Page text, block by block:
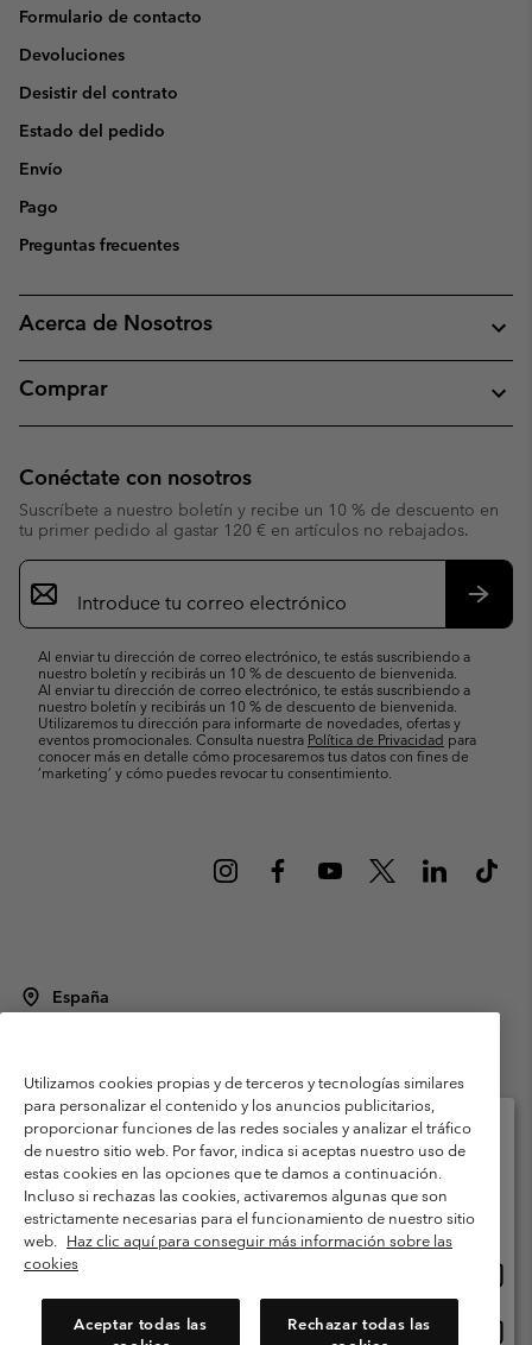
Formulario de contacto
Devoluciones
Desistir del contrato
Estado del pedido
Envío
Pago
Preguntas frecuentes
Acerca de Nosotros
Comprar
Conéctate con nosotros
Suscríbete a nuestro boletín y recibe un 10 % de descuento en
tu primer pedido al gastar 120 € en artículos no rebajados.
Suscripción
de
correo
Al enviar tu dirección de correo electrónico, te estás suscribiendo a
nuestro boletín y recibirás un 10 % de descuento de bienvenida.
Al enviar tu dirección de correo electrónico, te estás suscribiendo a
nuestro boletín y recibirás un 10 % de descuento de bienvenida.
Utilizaremos tu dirección para informarte de novedades, ofertas y
eventos promocionales. Consulta nuestra Política de Privacidad para
conocer más en detalle cómo procesaremos tus datos con fines de
’marketing’ y cómo puedes revocar tu consentimiento.
España
Condiciones de uso
Terminos de Venta
Garantía
Política de Privacidad
Términos y condiciones del programa de miembros
Términos De Uso Del Contenido Generado Por Los Usuarios
Impressum
Cookies Public CBCR
Servicio al cliente: Lu. - Vi. de 9:00 a 13:00 y de 14:00 a 18:00
Utilizamos cookies propias y de terceros y tecnologías similares
para personalizar el contenido y los anuncios publicitarios,
proporcionar funciones de las redes sociales y analizar el tráfico
de nuestro sitio web. Por favor, indica si aceptas nuestro uso de
estas cookies en las opciones que te damos a continuación.
Incluso si rechazas las cookies, activaremos algunas que son
estrictamente necesarias para el funcionamiento de nuestro sitio
web. Haz clic aquí para conseguir más información sobre las
cookies
Aceptar todas las
Rechazar todas las
Selecciona tu país e idioma envío
Compras en línea disponibles
línea
España